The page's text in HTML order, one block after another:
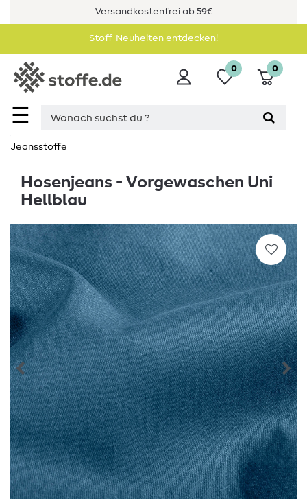
Versandkostenfrei ab 59€
Stoff-Neuheiten entdecken!
☰
0 0
Jeansstoffe
Hosenjeans - Vorgewaschen Uni
Hellblau